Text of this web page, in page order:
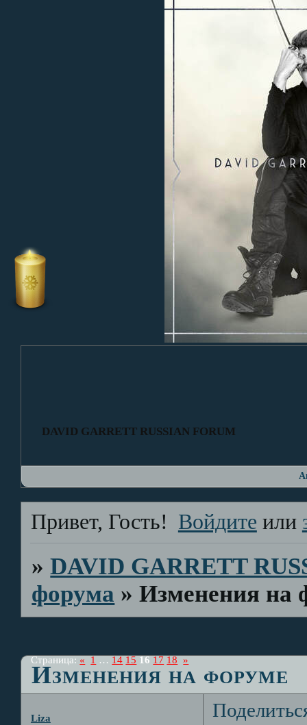
DAVID GARRETT RUSSIAN FORUM
Привет, Гость! Войдите или
»DAVID GARRETT
форума »Изменения на
Изменения на форуме
Страница:« 1 … 14 15 16 17 18 »
Liza